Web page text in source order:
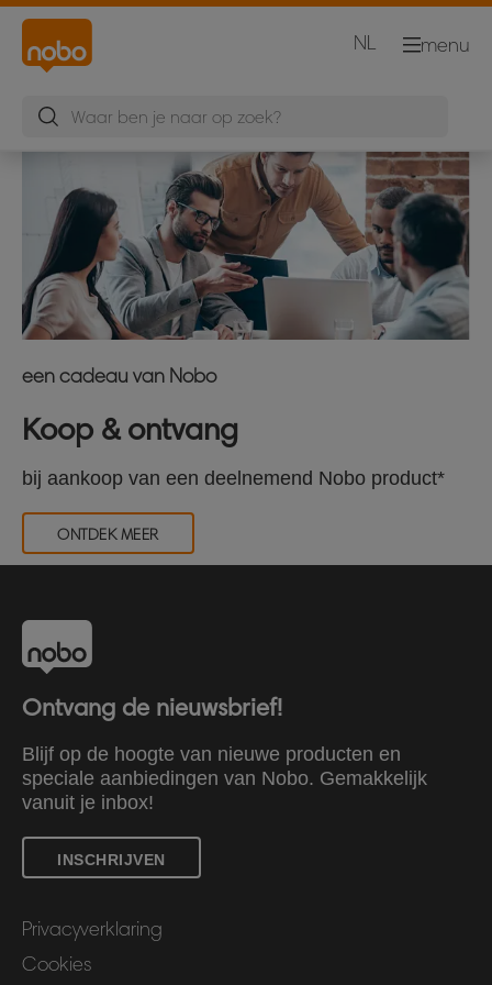
menu
NL
een cadeau van Nobo
Koop & ontvang
bij aankoop van een deelnemend Nobo product*
ONTDEK MEER
Ontvang de nieuwsbrief!
Blijf op de hoogte van nieuwe producten en
speciale aanbiedingen van Nobo. Gemakkelijk
vanuit je inbox!
INSCHRIJVEN
Privacyverklaring
Cookies